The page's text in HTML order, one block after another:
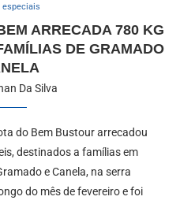
especiais
ARRECADA 780 KG
DE GRAMADO
Da Silva
do Bem Bustour arrecadou
destinados a famílias em
e Canela, na serra
do mês de fevereiro e foi